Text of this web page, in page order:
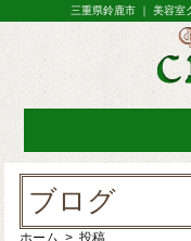
三重県鈴鹿市 ｜ 美容室
ブログ
ホーム > 投稿